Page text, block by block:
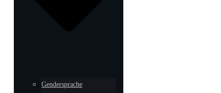
Gendersprache